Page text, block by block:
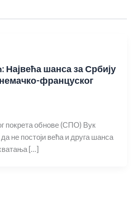
Највећа шанса за Србију
француског
покрета обнове (СПО) Вук
не постоји већа и друга шанса
[…]